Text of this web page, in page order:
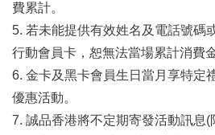
費累計。
5. 若未能提供有效姓名及電話號碼
行動會員卡，恕無法當場累計消費金
6. 金卡及黑卡會員生日當月享特定
優惠活動。
7. 誠品香港將不定期寄發活動訊息